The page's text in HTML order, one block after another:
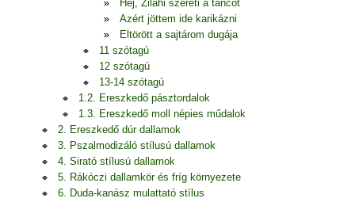
Hej, Zilahi szereti a táncot
Azért jöttem ide karikázni
Eltörött a sajtárom dugája
11 szótagú
12 szótagú
13-14 szótagú
1.2. Ereszkedő pásztordalok
1.3. Ereszkedő moll népies műdalok
2. Ereszkedő dúr dallamok
3. Pszalmodizáló stílusú dallamok
4. Sirató stílusú dallamok
5. Rákóczi dallamkör és fríg környezete
6. Duda-kanász mulattató stílus